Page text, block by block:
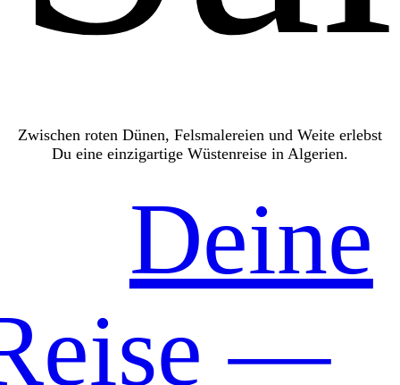
Zwischen roten Dünen, Felsmalereien und Weite erlebst
Du eine einzigartige Wüstenreise in Algerien.
Deine
—